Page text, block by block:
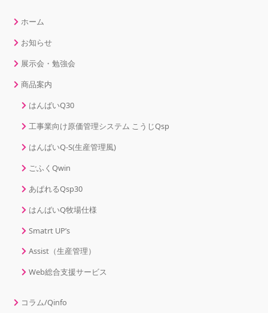
ホーム
お知らせ
展示会・勉強会
商品案内
はんばいQ30
工事業向け原価管理システム こうじQsp
はんばいQ-S(生産管理風)
ごふくQwin
あぱれるQsp30
はんばいQ牧場仕様
Smatrt UP’s
Assist（生産管理）
Web総合支援サービス
コラム/Qinfo